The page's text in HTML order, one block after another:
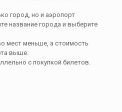
город, но и аэропорт
название города и выберите
мест меньше, а стоимость
выше.
с покупкой билетов.